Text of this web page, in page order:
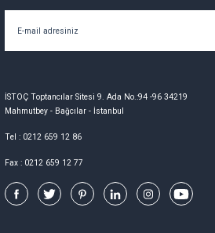
İSTOÇ Toptancılar Sitesi 9. Ada No.:94 -96 34219
Mahmutbey - Bağcılar - İstanbul
Tel : 0212 659 12 86
Fax : 0212 659 12 77